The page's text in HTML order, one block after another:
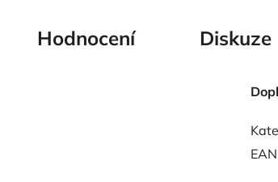
Hodnocení Diskuze
EAN